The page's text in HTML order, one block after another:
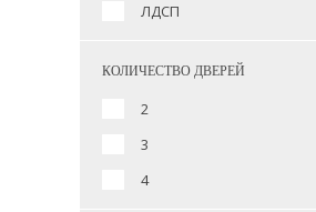
ЛДСП
КОЛИЧЕСТВО ДВЕРЕЙ
2
3
4